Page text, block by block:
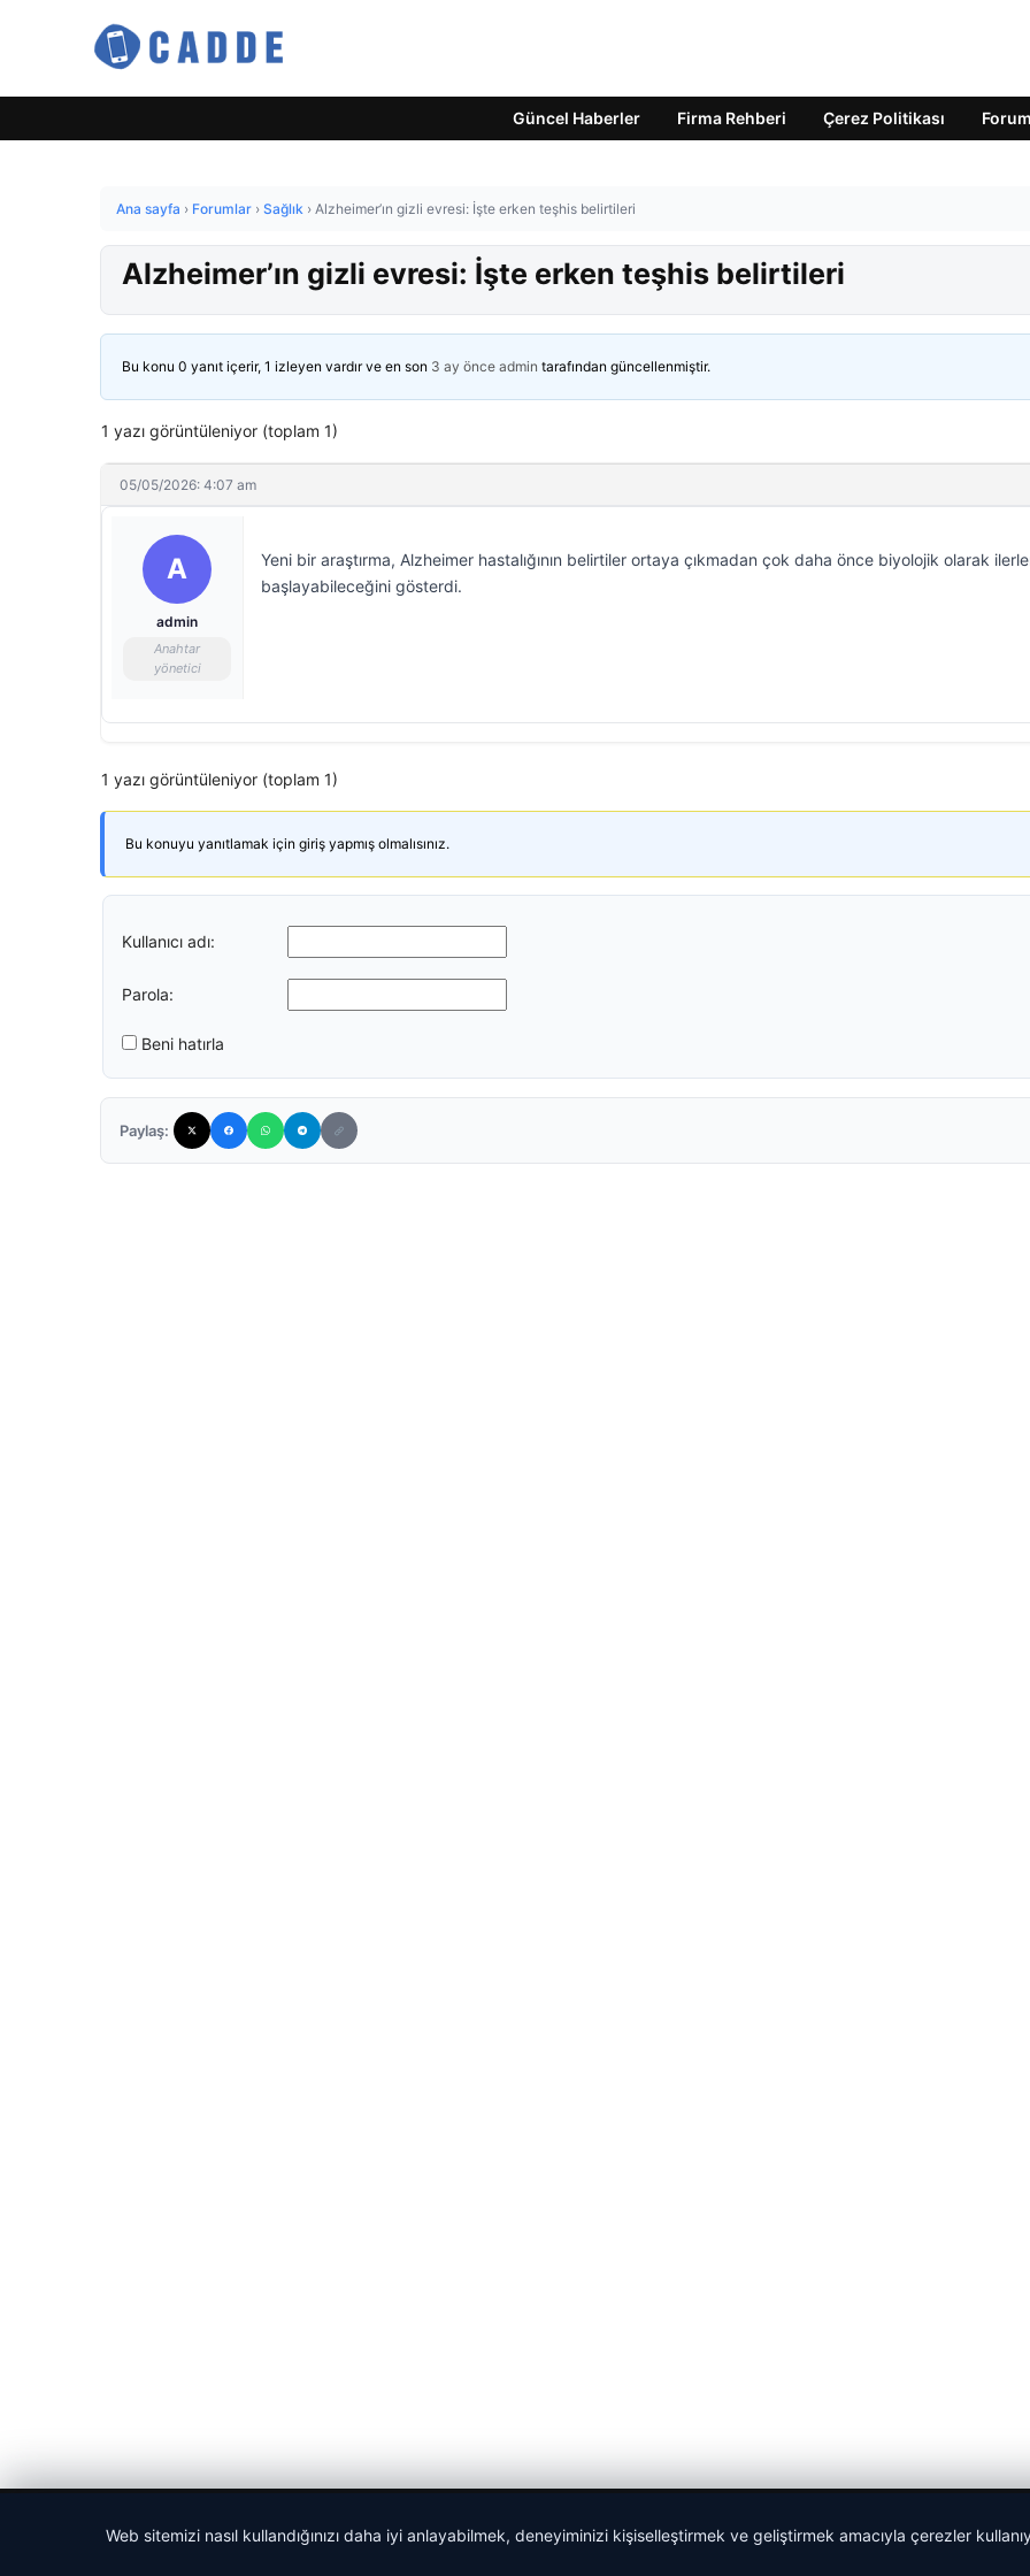
Güncel Haberler Firma Rehberi Çerez Politikası Forum
Ana sayfa › Forumlar › Sağlık › Alzheimer’ın gizli evresi: İşte erken teşhis belirtileri
Alzheimer’ın gizli evresi: İşte erken teşhis belirtileri
Bu konu 0 yanıt içerir, 1 izleyen vardır ve en son 3 ay önce admin tarafından güncellenmiştir.
1 yazı görüntüleniyor (toplam 1)
05/05/2026: 4:07 am
A
admin
Anahtar
yönetici
Yeni bir araştırma, Alzheimer hastalığının belirtiler ortaya çıkmadan çok daha önce biyolojik olarak
başlayabileceğini gösterdi.
1 yazı görüntüleniyor (toplam 1)
Bu konuyu yanıtlamak için giriş yapmış olmalısınız.
Kullanıcı adı:
Parola:
Beni hatırla
Paylaş:
Web sitemizi nasıl kullandığınızı daha iyi anlayabilmek, deneyiminizi kişiselleştirmek ve geliştirmek amacıyla çerezler